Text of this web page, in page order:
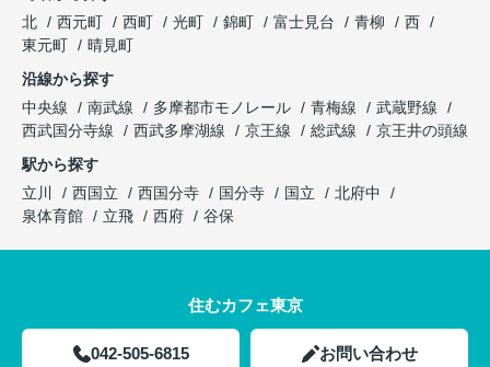
北
西元町 西町 光町 錦町 富士見台 青柳
西
東元町
晴見町
沿線から探す
中央線
南武線 多摩都市モノレール 青梅線
武蔵野線
西武国分寺線
西武多摩湖線 京王線 総武線
京王井の頭線
駅から探す
立川
西国立 西国分寺 国分寺 国立
北府中
泉体育館
立飛 西府 谷保
住むカフェ東京
042-505-6815 お問い合わせ